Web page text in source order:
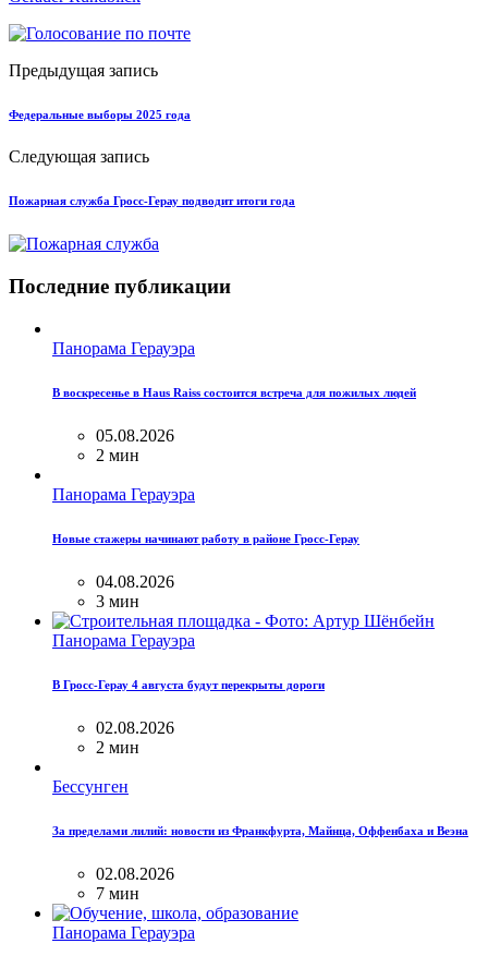
Предыдущая запись
Федеральные выборы 2025 года
Следующая запись
Пожарная служба Гросс-Герау подводит итоги года
Последние публикации
Панорама Герауэра
В воскресенье в Haus Raiss состоится встреча для пожилых людей
05.08.2026
2 мин
Панорама Герауэра
Новые стажеры начинают работу в районе Гросс-Герау
04.08.2026
3 мин
Панорама Герауэра
В Гросс-Герау 4 августа будут перекрыты дороги
02.08.2026
2 мин
Бессунген
За пределами лилий: новости из Франкфурта, Майнца, Оффенбаха и Веэна
02.08.2026
7 мин
Панорама Герауэра